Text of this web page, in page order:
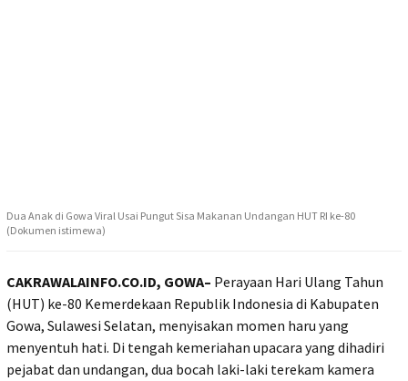
Dua Anak di Gowa Viral Usai Pungut Sisa Makanan Undangan HUT RI ke-80
(Dokumen istimewa)
CAKRAWALAINFO.CO.ID, GOWA– Perayaan Hari Ulang Tahun
(HUT) ke-80 Kemerdekaan Republik Indonesia di Kabupaten
Gowa, Sulawesi Selatan, menyisakan momen haru yang
menyentuh hati. Di tengah kemeriahan upacara yang dihadiri
pejabat dan undangan, dua bocah laki-laki terekam kamera